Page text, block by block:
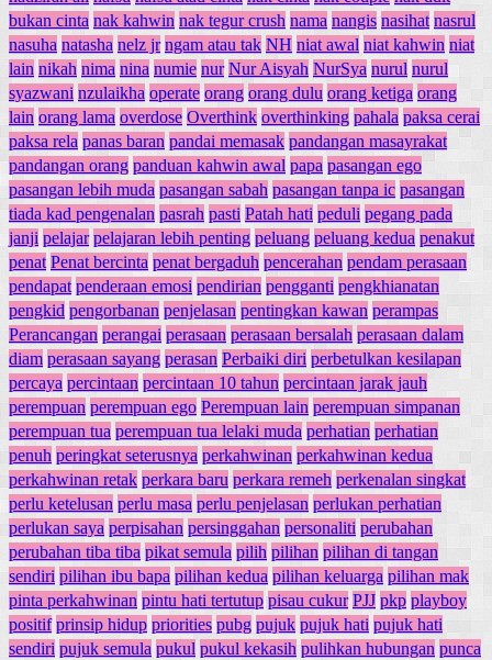
bukan cinta nak kahwin nak tegur crush nama nangis nasihat nasrul
nasuha natasha nelz jr ngam atau tak NH niat awal niat kahwin niat
lain nikah nima nina numie nur Nur Aisyah NurSya nurul nurul
syazwani nzulaikha operate orang orang dulu orang ketiga orang
lain orang lama overdose Overthink overthinking pahala paksa cerai
paksa rela panas baran pandai memasak pandangan masayrakat
pandangan orang panduan kahwin awal papa pasangan ego
pasangan lebih muda pasangan sabah pasangan tanpa ic pasangan
tiada kad pengenalan pasrah pasti Patah hati peduli pegang pada
janji pelajar pelajaran lebih penting peluang peluang kedua penakut
penat Penat bercinta penat bergaduh pencerahan pendam perasaan
pendapat penderaan emosi pendirian pengganti pengkhianatan
pengkid pengorbanan penjelasan pentingkan kawan perampas
Perancangan perangai perasaan perasaan bersalah perasaan dalam
diam perasaan sayang perasan Perbaiki diri perbetulkan kesilapan
percaya percintaan percintaan 10 tahun percintaan jarak jauh
perempuan perempuan ego Perempuan lain perempuan simpanan
perempuan tua perempuan tua lelaki muda perhatian perhatian
penuh peringkat seterusnya perkahwinan perkahwinan kedua
perkahwinan retak perkara baru perkara remeh perkenalan singkat
perlu ketelusan perlu masa perlu penjelasan perlukan perhatian
perlukan saya perpisahan persinggahan personaliti perubahan
perubahan tiba tiba pikat semula pilih pilihan pilihan di tangan
sendiri pilihan ibu bapa pilihan kedua pilihan keluarga pilihan mak
pinta perkahwinan pintu hati tertutup pisau cukur PJJ pkp playboy
positif prinsip hidup priorities pubg pujuk pujuk hati pujuk hati
sendiri pujuk semula pukul pukul kekasih pulihkan hubungan punca